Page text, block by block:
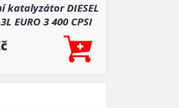
katalyzátor DIESEL
EURO 3 400 CPSI